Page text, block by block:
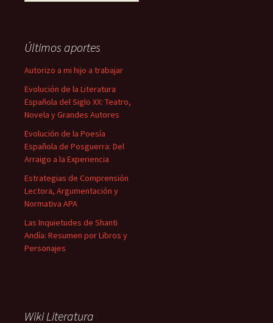
Últimos aportes
Autorizo a mi hijo a trabajar
Evolución de la Literatura
Española del Siglo XX: Teatro,
Novela y Grandes Autores
Evolución de la Poesía
Española de Posguerra: Del
Arraigo a la Experiencia
Estrategias de Comprensión
Lectora, Argumentación y
Normativa APA
Las Inquietudes de Shanti
Andía: Resumen por Libros y
Personajes
Wiki Literatura